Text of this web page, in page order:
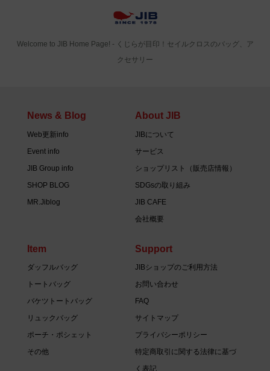
Welcome to JIB Home Page! ‐ くじらが目印！セイルクロスのバッグ、ア
クセサリー
News & Blog
Web更新info
Event info
JIB Group info
SHOP BLOG
MR.Jiblog
About JIB
JIBについて
サービス
ショップリスト（販売店情報）
SDGsの取り組み
JIB CAFE
会社概要
Item
ダッフルバッグ
トートバッグ
バケツトートバッグ
リュックバッグ
ポーチ・ポシェット
その他
Support
JIBショップのご利用方法
お問い合わせ
FAQ
サイトマップ
プライバシーポリシー
特定商取引に関する法律に基づ
く表記